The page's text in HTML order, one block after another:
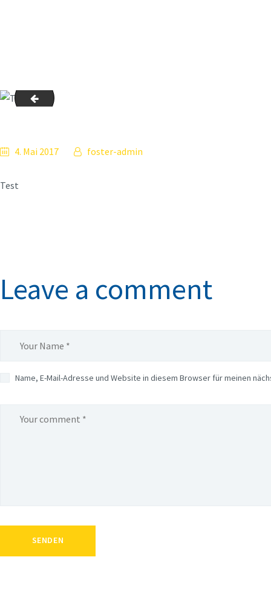
image-43
4. Mai 2017 foster-admin
Test
Leave a comment
Name, E-Mail-Adresse und Website in diesem Browser für meinen